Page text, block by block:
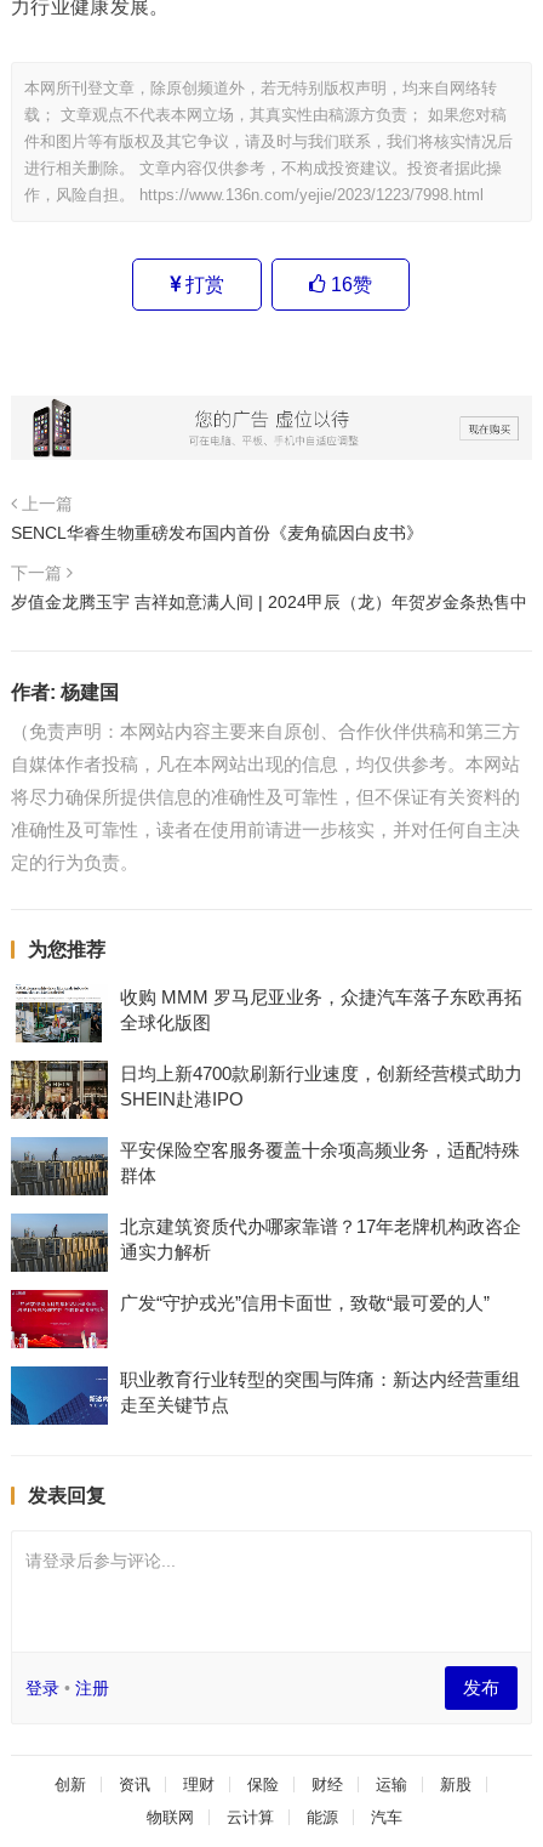
力行业健康发展。
本网所刊登文章，除原创频道外，若无特别版权声明，均来自网络转
载； 文章观点不代表本网立场，其真实性由稿源方负责； 如果您对稿
件和图片等有版权及其它争议，请及时与我们联系，我们将核实情况后
进行相关删除。 文章内容仅供参考，不构成投资建议。投资者据此操
作，风险自担。
https://www.136n.com/yejie/2023/1223/7998.html
打赏 16赞
上一篇
SENCL华睿生物重磅发布国内首份《麦角硫因白皮书》
下一篇
岁值金龙腾玉宇 吉祥如意满人间 | 2024甲辰（龙）年贺岁金条热售中
作者: 杨建国
（免责声明：本网站内容主要来自原创、合作伙伴供稿和第三方
自媒体作者投稿，凡在本网站出现的信息，均仅供参考。本网站
将尽力确保所提供信息的准确性及可靠性，但不保证有关资料的
准确性及可靠性，读者在使用前请进一步核实，并对任何自主决
定的行为负责。
为您推荐
收购 MMM 罗马尼亚业务，众捷汽车落子东欧再拓
全球化版图
日均上新4700款刷新行业速度，创新经营模式助力
SHEIN赴港IPO
平安保险空客服务覆盖十余项高频业务，适配特殊
群体
北京建筑资质代办哪家靠谱？17年老牌机构政咨企
通实力解析
广发“守护戎光”信用卡面世，致敬“最可爱的人”
职业教育行业转型的突围与阵痛：新达内经营重组
走至关键节点
发表回复
请登录后参与评论...
登录• 注册 发布
创新 资讯 理财 保险 财经 运输
新股
物联网
云计算 能源 汽车